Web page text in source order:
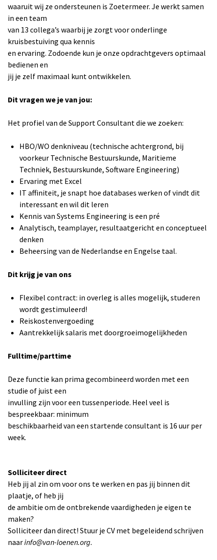
waaruit wij ze ondersteunen is Zoetermeer. Je werkt samen
in een team
van 13 collega’s waarbij je zorgt voor onderlinge
kruisbestuiving qua kennis
en ervaring. Zodoende kun je onze opdrachtgevers optimaal
bedienen en
jij je zelf maximaal kunt ontwikkelen.
Dit vragen we je van jou:
Het profiel van de Support Consultant die we zoeken:
HBO/WO denkniveau (technische achtergrond, bij
voorkeur Technische Bestuurskunde, Maritieme
Techniek, Bestuurskunde, Software Engineering)
Ervaring met Excel
IT affiniteit, je snapt hoe databases werken of vindt dit
interessant en wil dit leren
Kennis van Systems Engineering is een pré
Analytisch, teamplayer, resultaatgericht en conceptueel
denken
Beheersing van de Nederlandse en Engelse taal.
Dit krijg je van ons
Flexibel contract: in overleg is alles mogelijk, studeren
wordt gestimuleerd!
Reiskostenvergoeding
Aantrekkelijk salaris met doorgroeimogelijkheden
Fulltime/parttime
Deze functie kan prima gecombineerd worden met een
studie of juist een
invulling zijn voor een tussenperiode. Heel veel is
bespreekbaar: minimum
beschikbaarheid van een startende consultant is 16 uur per
week.
Solliciteer direct
Heb jij al zin om voor ons te werken en pas jij binnen dit
plaatje, of heb jij
de ambitie om de ontbrekende vaardigheden je eigen te
maken?
Solliciteer dan direct! Stuur je CV met begeleidend schrijven
naarinfo@van-loenen.org.